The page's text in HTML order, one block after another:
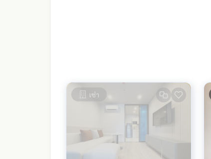
เช่า